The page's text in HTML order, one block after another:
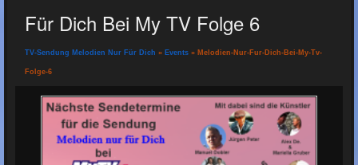
Für Dich Bei My TV Folge 6
TV-Sendung Melodien Nur Für Dich » Events » Melodien-Nur-Fur-Dich-Bei-My-Tv-
Folge-6